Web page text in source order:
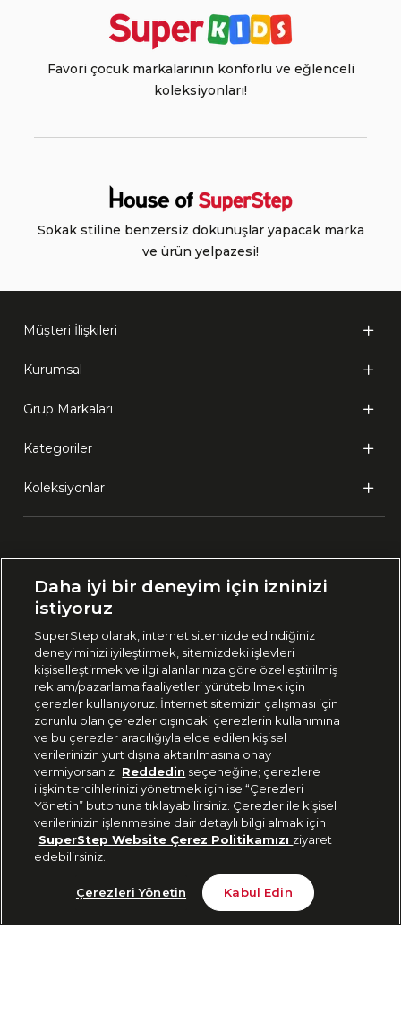
1.888 TL Gelince Haber Ver
Favori çocuk markalarının konforlu ve eğlenceli
koleksiyonları!
Sokak stiline benzersiz dokunuşlar yapacak marka
ve ürün yelpazesi!
Müşteri İlişkileri
Kurumsal
Grup Markaları
Kategoriler
Koleksiyonlar
🇹🇷 Türkiye
444 37 36
Uygulamadan Takip Edin
Bizi Takip Edin
Daha iyi bir deneyim için izninizi
istiyoruz
SuperStep olarak, internet sitemizde edindiğiniz
deneyiminizi iyileştirmek, sitemizdeki işlevleri
kişiselleştirmek ve ilgi alanlarınıza göre özelleştirilmiş
reklam/pazarlama faaliyetleri yürütebilmek için
çerezler kullanıyoruz. İnternet sitemizin çalışması için
zorunlu olan çerezler dışındaki çerezlerin kullanımına
ve bu çerezler aracılığıyla elde edilen kişisel
verilerinizin yurt dışına aktarılmasına onay
vermiyorsanız Reddedin seçeneğine; çerezlere
ilişkin tercihlerinizi yönetmek için ise “Çerezleri
Yönetin” butonuna tıklayabilirsiniz. Çerezler ile kişisel
verilerinizin işlenmesine dair detaylı bilgi almak için
SuperStep Website Çerez Politikamızı ziyaret
edebilirsiniz.
Çerezleri Yönetin Kabul Edin